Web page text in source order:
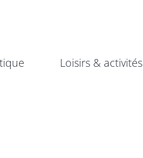
Loisirs & activités